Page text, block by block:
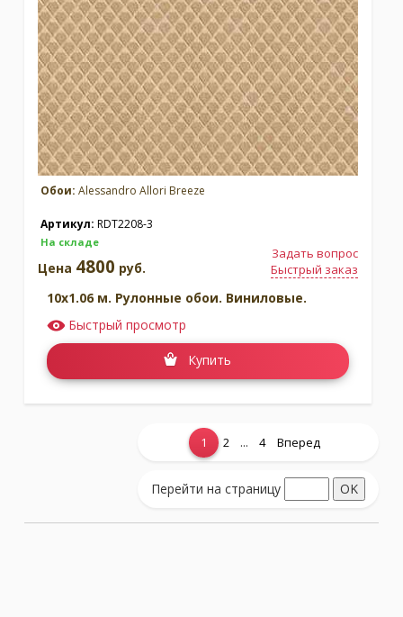
Обои: Alessandro Allori Breeze
Артикул: RDT2208-3
На складе
Задать вопрос
Быстрый заказ
Цена 4800 руб.
10x1.06 м. Рулонные обои. Виниловые.
Быстрый просмотр
Купить
Показать еще...
1 2 ... 4 Вперед
Перейти на страницу